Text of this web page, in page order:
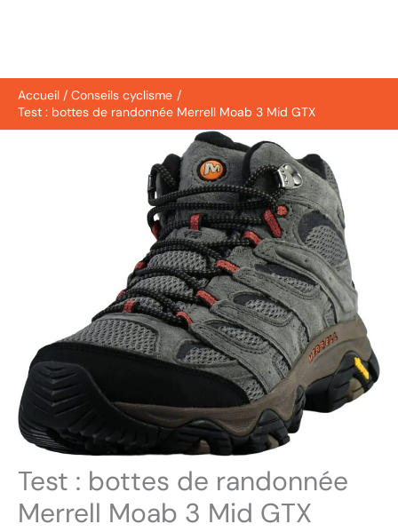
Accueil
Conseils cyclisme
Test : bottes de randonnée Merrell Moab 3 Mid GTX
Test : bottes de randonnée
Merrell Moab 3 Mid GTX